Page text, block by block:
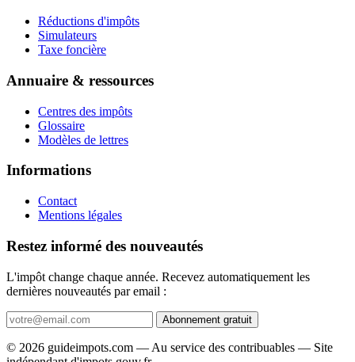
Réductions d'impôts
Simulateurs
Taxe foncière
Annuaire & ressources
Centres des impôts
Glossaire
Modèles de lettres
Informations
Contact
Mentions légales
Restez informé des nouveautés
L'impôt change chaque année. Recevez automatiquement les
dernières nouveautés par email :
Abonnement gratuit
© 2026 guideimpots.com — Au service des contribuables — Site